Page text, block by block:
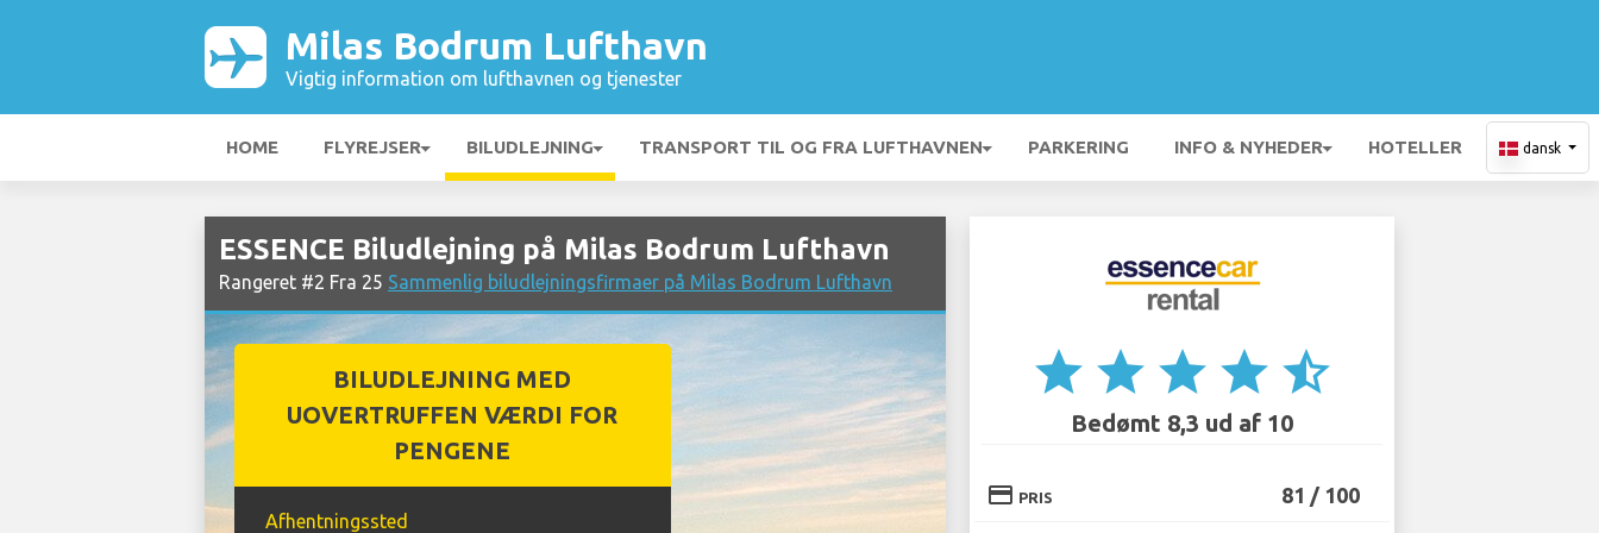
Milas Bodrum Lufthavn
Vigtig information om lufthavnen og tjenester
HOME FLYREJSER BILUDLEJNING TRANSPORT TIL OG FRA LUFTHAVNEN PARKERING INFO & NYHEDER HOTELLER dansk
ESSENCE Biludlejning på Milas Bodrum Lufthavn
Rangeret #2 Fra 25 Sammenlig biludlejningsfirmaer på Milas Bodrum Lufthavn
BILUDLEJNING MED
UOVERTRUFFEN VÆRDI FOR
PENGENE
Afhentningssted
star star star star star_half
Bedømt 8,3 ud af 10
credit_card PRIS 81 / 100